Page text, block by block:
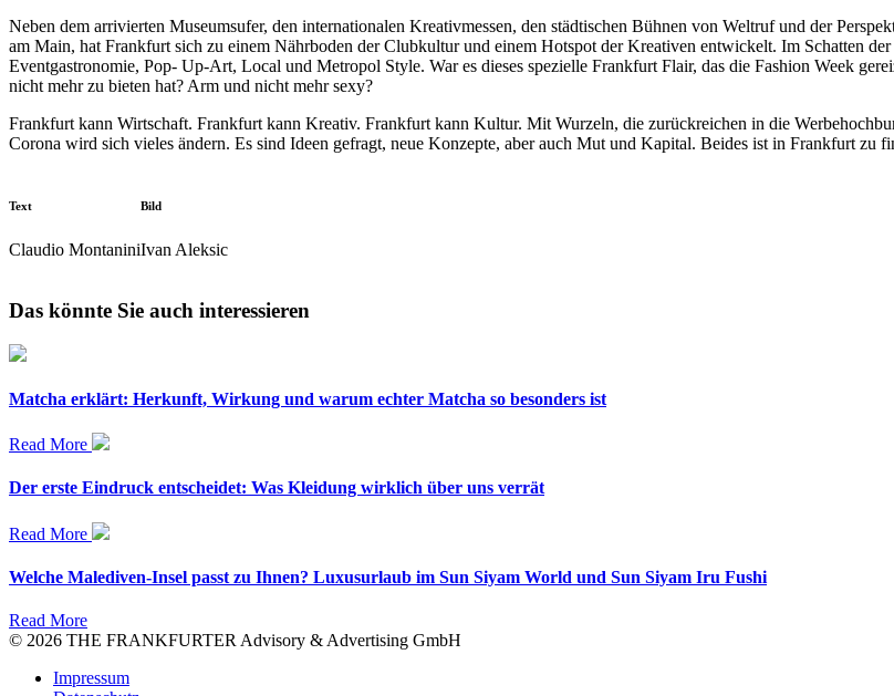
Neben dem arrivierten Museumsufer, den internationalen Kreativmessen, den städtischen Bühnen von Weltruf und der
am Main, hat Frankfurt sich zu einem Nährboden der Clubkultur und einem Hotspot der Kreativen entwickelt. Im Schatten
Eventgastronomie, Pop- Up-Art, Local und Metropol Style. War es dieses spezielle Frankfurt Flair, das die Fashion Week
nicht mehr zu bieten hat? Arm und nicht mehr sexy?
Frankfurt kann Wirtschaft. Frankfurt kann Kreativ. Frankfurt kann Kultur. Mit Wurzeln, die zurückreichen in die
Corona wird sich vieles ändern. Es sind Ideen gefragt, neue Konzepte, aber auch Mut und Kapital. Beides ist in Frankfurt zu
Text
Claudio Montanini
Bild
Ivan Aleksic
Das könnte Sie auch interessieren
Matcha erklärt: Herkunft, Wirkung und warum echter Matcha so besonders ist
Read More
Der erste Eindruck entscheidet: Was Kleidung wirklich über uns verrät
Read More
Welche Malediven-Insel passt zu Ihnen? Luxusurlaub im Sun Siyam World und Sun Siyam Iru Fushi
Read More
© 2026 THE FRANKFURTER Advisory & Advertising GmbH
Impressum